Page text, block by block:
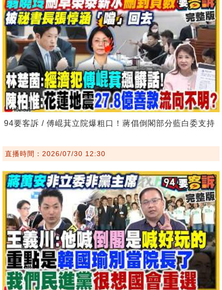
94要客訴 / 傅崐萁立院爆粗口！蔣倡倒閣部分藍白委支持
直播時間：2026/07/30 12:30